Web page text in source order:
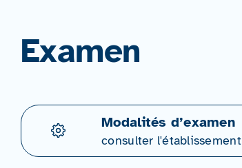
Examen
Modalités d’examen
consulter l'établissement